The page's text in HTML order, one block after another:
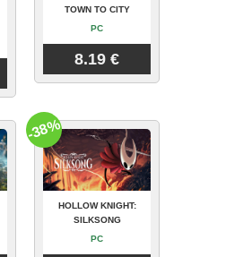
TOWN TO CITY
PC
8.19 €
HOLLOW KNIGHT:
SILKSONG
PC
-38%